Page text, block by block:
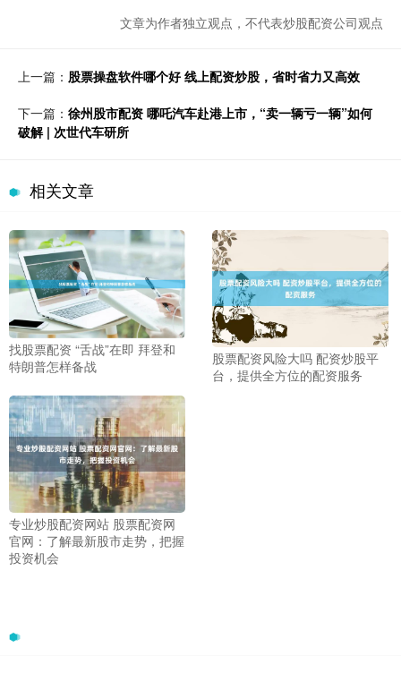
文章为作者独立观点，不代表炒股配资公司观点
上一篇： 股票操盘软件哪个好 线上配资炒股，省时省力又高效
下一篇： 徐州股市配资 哪吒汽车赴港上市，“卖一辆亏一辆”如何
破解 | 次世代车研所
相关文章
找股票配资 “舌战”在即 拜登和
特朗普怎样备战
股票配资风险大吗 配资炒股平
台，提供全方位的配资服务
专业炒股配资网站 股票配资网
官网：了解最新股市走势，把握
投资机会